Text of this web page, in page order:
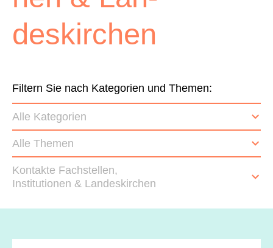
Inserate &
Stellenbörse
Archiv
Über uns
ePaper
deskirchen
Filtern Sie nach Kategorien und Themen:
Alle Kategorien
Alle Themen
Kontakte Fachstellen,
Institutionen & Landeskirchen